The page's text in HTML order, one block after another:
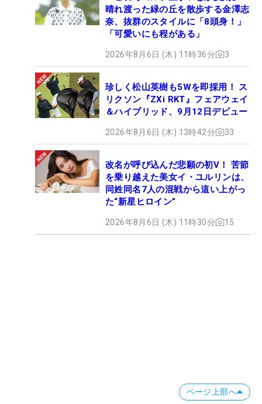
晴れ渡った緑の丘を散歩する金澤志
奈、抜群のスタイルに「8頭身！」
「可愛いにも程がある」
2026年8月6日 (木) 11時36分 3
珍しく松山英樹も5Wを即採用！ ス
リクソン『ZXi RKT』フェアウェイ
＆ハイブリッド、9月12日デビュー
2026年8月6日 (木) 13時42分 33
改名が呼び込んだ悲願の初V！ 苦節
を乗り越えた美女イ・ユルリンは、
同姓同名7人の混戦から這い上がっ
た“新星ヒロイン”
2026年8月6日 (木) 11時30分 15
ページ上部へ